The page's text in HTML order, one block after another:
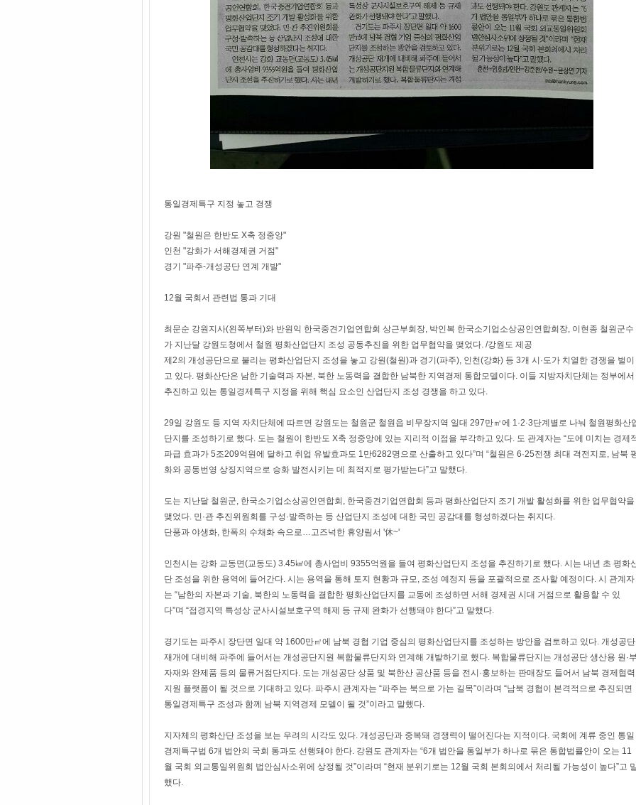
통일경제특구 지정 놓고 경쟁
강원 "철원은 한반도 X축 정중앙"
인천 "강화가 서해경제권 거점"
경기 "파주-개성공단 연계 개발"
12월 국회서 관련법 통과 기대
최문순 강원지사(왼쪽부터)와 반원익 한국중견기업연합회 상근부회장, 박인복 한국소기업소상공인연합회장, 이현종 철원군수
가 지난달 강원도청에서 철원 평화산업단지 조성 공동추진을 위한 업무협약을 맺었다. /강원도 제공
제2의 개성공단으로 불리는 평화산업단지 조성을 놓고 강원(철원)과 경기(파주), 인천(강화) 등 3개 시·도가 치열한 경쟁을 벌이
고 있다. 평화산단은 남한 기술력과 자본, 북한 노동력을 결합한 남북한 지역경제 통합모델이다. 이들 지방자치단체는 정부에서
추진하고 있는 통일경제특구 지정을 위해 핵심 요소인 산업단지 조성 경쟁을 하고 있다.
29일 강원도 등 지역 자치단체에 따르면 강원도는 철원군 철원읍 비무장지역 일대 297만㎡에 1·2·3단계별로 나눠 철원평화산
단지를 조성하기로 했다. 도는 철원이 한반도 X축 정중앙에 있는 지리적 이점을 부각하고 있다. 도 관계자는 “도에 미치는 경제
파급 효과가 5조209억원에 달하고 취업 유발효과도 1만6282명으로 산출하고 있다”며 “철원은 6·25전쟁 최대 격전지로, 남북
화와 공동번영 상징지역으로 승화 발전시키는 데 최적지로 평가받는다”고 말했다.
도는 지난달 철원군, 한국소기업소상공인연합회, 한국중견기업연합회 등과 평화산업단지 조기 개발 활성화를 위한 업무협약을
맺었다. 민·관 추진위원회를 구성·발족하는 등 산업단지 조성에 대한 국민 공감대를 형성하겠다는 취지다.
단풍과 야생화, 한폭의 수채화 속으로…고즈넉한 휴양림서 '休~'
인천시는 강화 교동면(교동도) 3.45㎢에 총사업비 9355억원을 들여 평화산업단지 조성을 추진하기로 했다. 시는 내년 초 평화
단 조성을 위한 용역에 들어간다. 시는 용역을 통해 토지 현황과 규모, 조성 예정지 등을 포괄적으로 조사할 예정이다. 시 관계자
는 “남한의 자본과 기술, 북한의 노동력을 결합한 평화산업단지를 교동에 조성하면 서해 경제권 시대 거점으로 활용할 수 있
다”며 “접경지역 특성상 군사시설보호구역 해제 등 규제 완화가 선행돼야 한다”고 말했다.
경기도는 파주시 장단면 일대 약 1600만㎡에 남북 경협 기업 중심의 평화산업단지를 조성하는 방안을 검토하고 있다. 개성공단
재개에 대비해 파주에 들어서는 개성공단지원 복합물류단지와 연계해 개발하기로 했다. 복합물류단지는 개성공단 생산용 원·부
자재와 완제품 등의 물류거점단지다. 도는 개성공단 상품 및 북한산 공산품 등을 전시·홍보하는 판매장도 들어서 남북 경제협력
지원 플랫폼이 될 것으로 기대하고 있다. 파주시 관계자는 “파주는 북으로 가는 길목”이라며 “남북 경협이 본격적으로 추진되면
통일경제특구 조성과 함께 남북 지역경제 모델이 될 것”이라고 말했다.
지자체의 평화산단 조성을 보는 우려의 시각도 있다. 개성공단과 중복돼 경쟁력이 떨어진다는 지적이다. 국회에 계류 중인 통일
경제특구법 6개 법안의 국회 통과도 선행돼야 한다. 강원도 관계자는 “6개 법안을 통일부가 하나로 묶은 통합법률안이 오는 11
월 국회 외교통일위원회 법안심사소위에 상정될 것”이라며 “현재 분위기로는 12월 국회 본회의에서 처리될 가능성이 높다”고
했다.